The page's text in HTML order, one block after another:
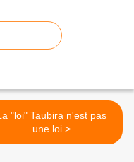
"loi" Taubira n'est pas
une loi >